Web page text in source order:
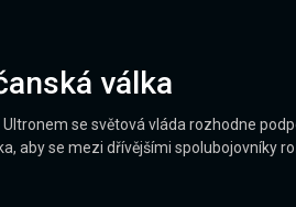
válka
se světová vláda rozhodne
aby se mezi dřívějšími spolubojovníky